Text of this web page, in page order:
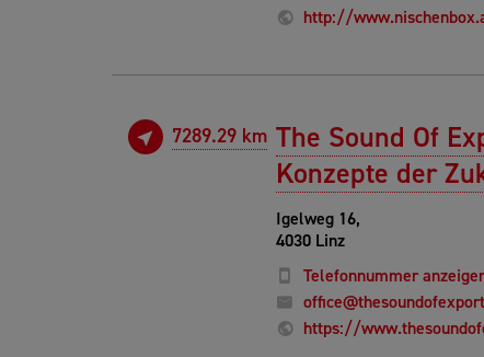
http://
7289.29 km The Sound Of
Konzepte der
Igelweg 16,
4030 Linz
Telefonnummer
https://